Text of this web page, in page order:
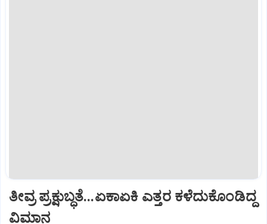
ತೀವ್ರ ಪ್ರಕ್ಷುಬ್ಧತೆ...ಏಕಾಏಕಿ ಎತ್ತರ ಕಳೆದುಕೊಂಡಿದ್ದ
ವಿಮಾನ